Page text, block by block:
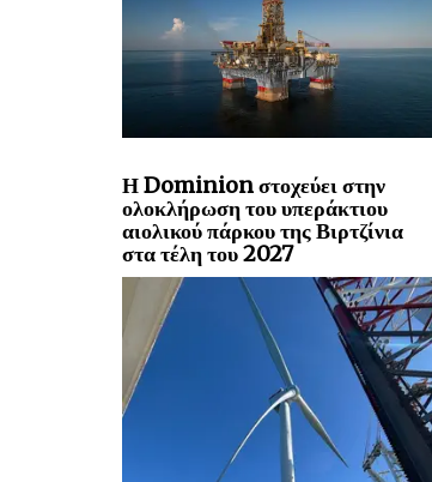
Η Dominion στοχεύει στην
ολοκλήρωση του υπεράκτιου
αιολικού πάρκου της Βιρτζίνια
στα τέλη του 2027